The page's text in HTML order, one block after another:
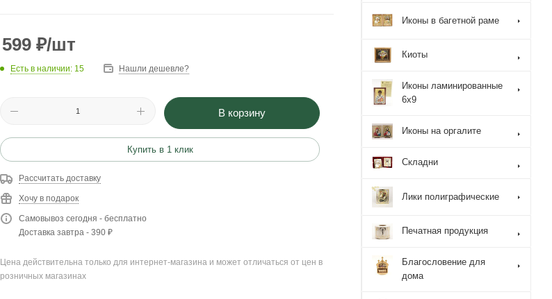
599 ₽/шт
Есть в наличии: 15 Нашли дешевле?
В корзину
Купить в 1 клик
Рассчитать доставку
Хочу в подарок
Самовывоз сегодня - бесплатно
Доставка завтра - 390 ₽
Цена действительна только для интернет-магазина и может отличаться от цен в
розничных магазинах
Иконы в багетной раме
Киоты
Иконы ламинированные
6x9
Иконы на оргалите
Складни
Лики полиграфические
Печатная продукция
Благословение для
дома